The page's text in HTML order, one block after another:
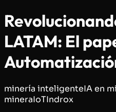
LATAM: El
minería inteligenteIA en
mineraIoTIndrox